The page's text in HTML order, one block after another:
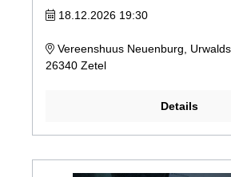
18.12.2026 19:30
Vereenshuus Neuenburg,
26340 Zetel
Details